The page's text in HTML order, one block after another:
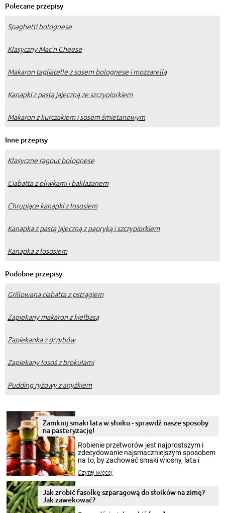
Polecane przepisy
Spaghetti bolognese
Klasyczny Mac’n Cheese
Makaron tagliatelle z sosem bolognese i mozzarellą
Kanapki z pastą jajeczną ze szczypiorkiem
Makaron z kurczakiem i sosem śmietanowym
Inne przepisy
Klasyczne ragout bolognese
Ciabatta z oliwkami i bakłażanem
Chrupiące kanapki z łososiem
Kanapka z pastą jajeczną z papryką i szczypiorkiem
Kanapka z łososiem
Podobne przepisy
Grillowana ciabatta z pstrągiem
Zapiekany makaron z kiełbasą
Zapiekanka z grzybów
Zapiekany łosoś z brokułami
Pudding ryżowy z anyżkiem
Zamknij smaki lata w słoiku - sprawdź nasze sposoby
na pasteryzację!
Robienie przetworów jest najprostszym i
zdecydowanie najsmaczniejszym sposobem
na to, by zachować smaki wiosny, lata i
krajobrazów, by cieszyć nimi oko w sezonie
pełni poczuć atmosferę cieplejszych
miesięcy. Przygotowanie słoików ze
smakowitą zawartością musi obejmować
Czytaj więcej
Jak zrobić fasolkę szparagową do słoików na zimę?
Jak zawekować?